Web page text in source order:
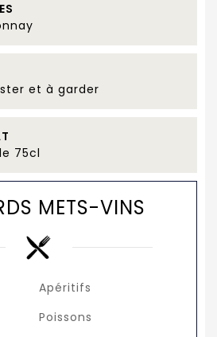
et à garder
75cl
METS-VINS
Apéritifs
Poissons